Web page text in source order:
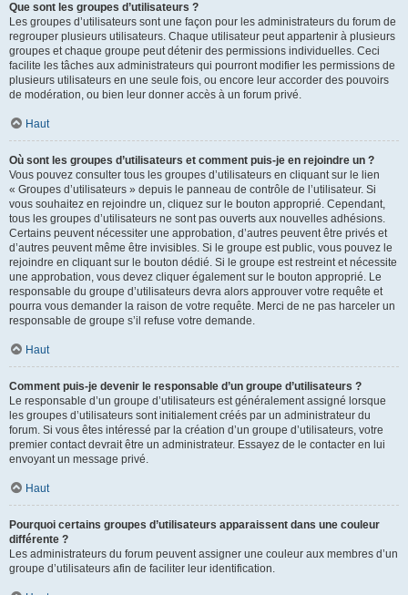
Que sont les groupes d’utilisateurs ?
Les groupes d’utilisateurs sont une façon pour les administrateurs du forum de
regrouper plusieurs utilisateurs. Chaque utilisateur peut appartenir à plusieurs
groupes et chaque groupe peut détenir des permissions individuelles. Ceci
facilite les tâches aux administrateurs qui pourront modifier les permissions de
plusieurs utilisateurs en une seule fois, ou encore leur accorder des pouvoirs
de modération, ou bien leur donner accès à un forum privé.
Haut
Où sont les groupes d’utilisateurs et comment puis-je en rejoindre un ?
Vous pouvez consulter tous les groupes d’utilisateurs en cliquant sur le lien
« Groupes d’utilisateurs » depuis le panneau de contrôle de l’utilisateur. Si
vous souhaitez en rejoindre un, cliquez sur le bouton approprié. Cependant,
tous les groupes d’utilisateurs ne sont pas ouverts aux nouvelles adhésions.
Certains peuvent nécessiter une approbation, d’autres peuvent être privés et
d’autres peuvent même être invisibles. Si le groupe est public, vous pouvez le
rejoindre en cliquant sur le bouton dédié. Si le groupe est restreint et nécessite
une approbation, vous devez cliquer également sur le bouton approprié. Le
responsable du groupe d’utilisateurs devra alors approuver votre requête et
pourra vous demander la raison de votre requête. Merci de ne pas harceler un
responsable de groupe s’il refuse votre demande.
Haut
Comment puis-je devenir le responsable d’un groupe d’utilisateurs ?
Le responsable d’un groupe d’utilisateurs est généralement assigné lorsque
les groupes d’utilisateurs sont initialement créés par un administrateur du
forum. Si vous êtes intéressé par la création d’un groupe d’utilisateurs, votre
premier contact devrait être un administrateur. Essayez de le contacter en lui
envoyant un message privé.
Haut
Pourquoi certains groupes d’utilisateurs apparaissent dans une couleur
différente ?
Les administrateurs du forum peuvent assigner une couleur aux membres d’un
groupe d’utilisateurs afin de faciliter leur identification.